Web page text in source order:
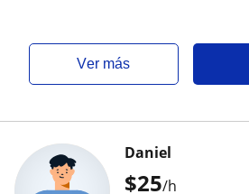
ver más
$25/h
Daniel